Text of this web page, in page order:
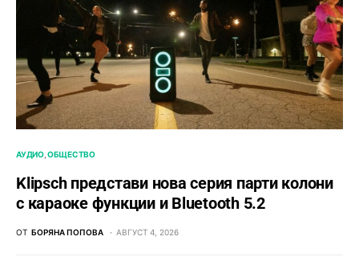
АУДИО ОБЩЕСТВО
Klipsch представи нова серия парти колони
с караоке функции и Bluetooth 5.2
ОТ БОРЯНА ПОПОВА АВГУСТ 4, 2026